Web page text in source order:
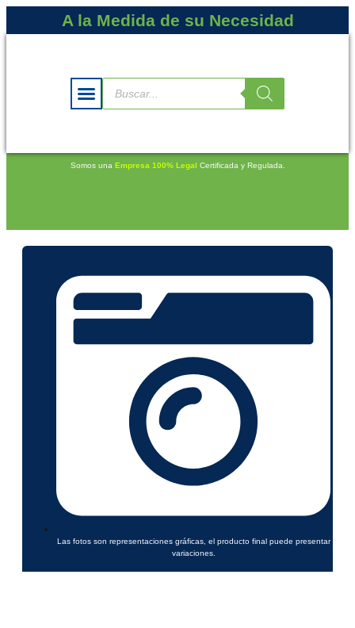
A la Medida de su Necesidad
Somos una Empresa 100% Legal Certificada y Regulada.
Las fotos son representaciones gráficas, el producto final puede presentar
variaciones.